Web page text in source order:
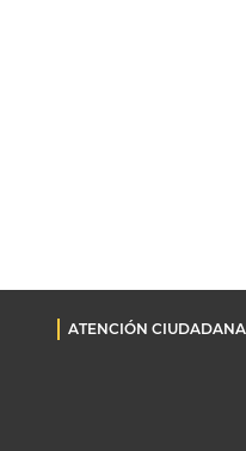
ATENCIÓN CIUDADANA